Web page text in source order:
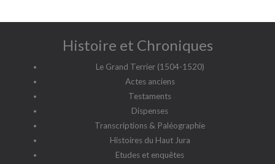
Histoire et Chroniques
Le Grand Terrier (1504-1520)
Actes anciens
Testaments
Dispenses
Transcriptions & Paléographie
Histoires du Haut Jura
Etudes et enquêtes